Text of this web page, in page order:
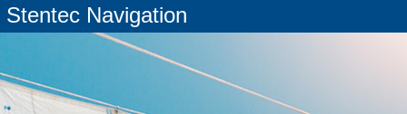
Stentec Navigation